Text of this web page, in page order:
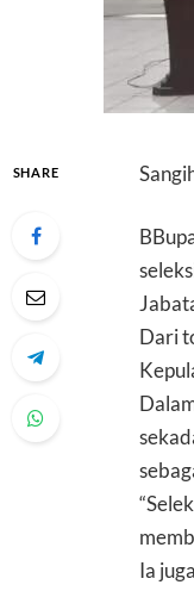
SHARE
Dari
Ia